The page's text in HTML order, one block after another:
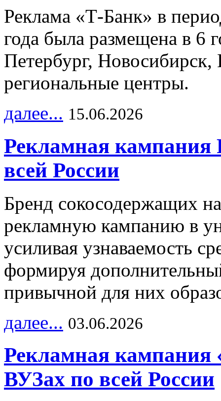
Реклама «Т-Банк» в
года была размещена в 6
Петербург,
региональные центры.
далее... 15.06.2026
Рекламная
всей России
Бренд сокосодержащих
рекламную кампанию в
усиливая узнаваемость
формируя
привычной для них
далее... 03.06.2026
Рекламная кампания
ВУЗах по всей России